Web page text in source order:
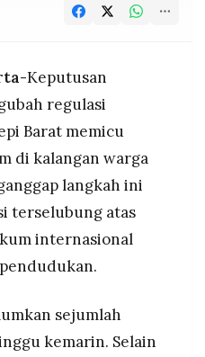
Keputusan
regulasi
Barat memicu
di kalangan warga
langkah ini
terselubung atas
internasional
sejumlah
kemarin. Selain